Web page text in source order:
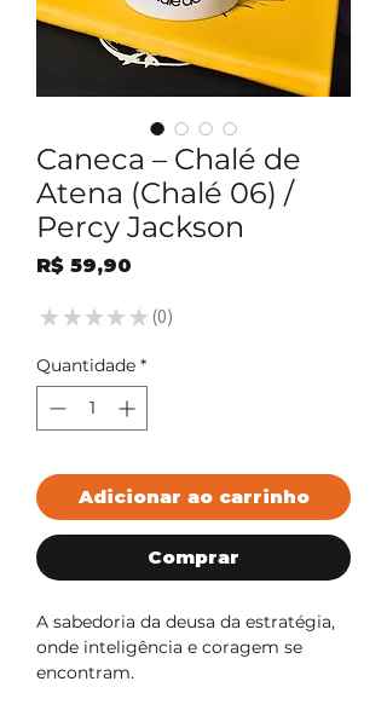
Caneca – Chalé de
Atena (Chalé 06) /
Percy Jackson
R$ 59,90
★ ★ ★ ★ ★ 0
0
Quantidade *
Adicionar ao carrinho
Comprar
A sabedoria da deusa da estratégia,
onde inteligência e coragem se
encontram.